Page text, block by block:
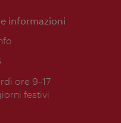
informazioni
ore 9–17
festivi